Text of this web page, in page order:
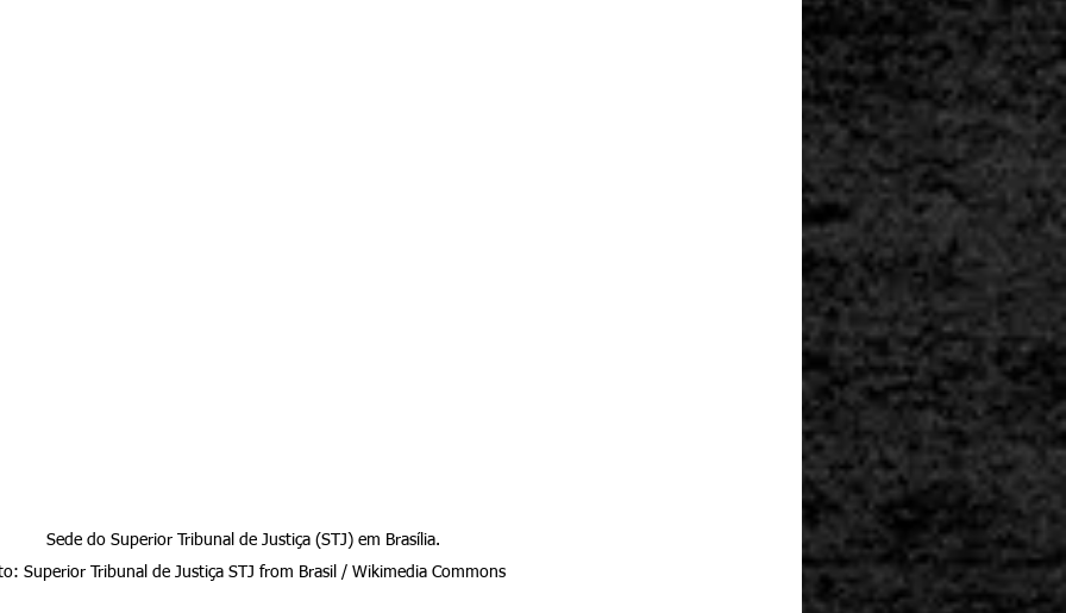
Sede do Superior Tribunal de Justiça (STJ) em Brasília.
Superior Tribunal de Justiça STJ from Brasil / Wikimedia Commons